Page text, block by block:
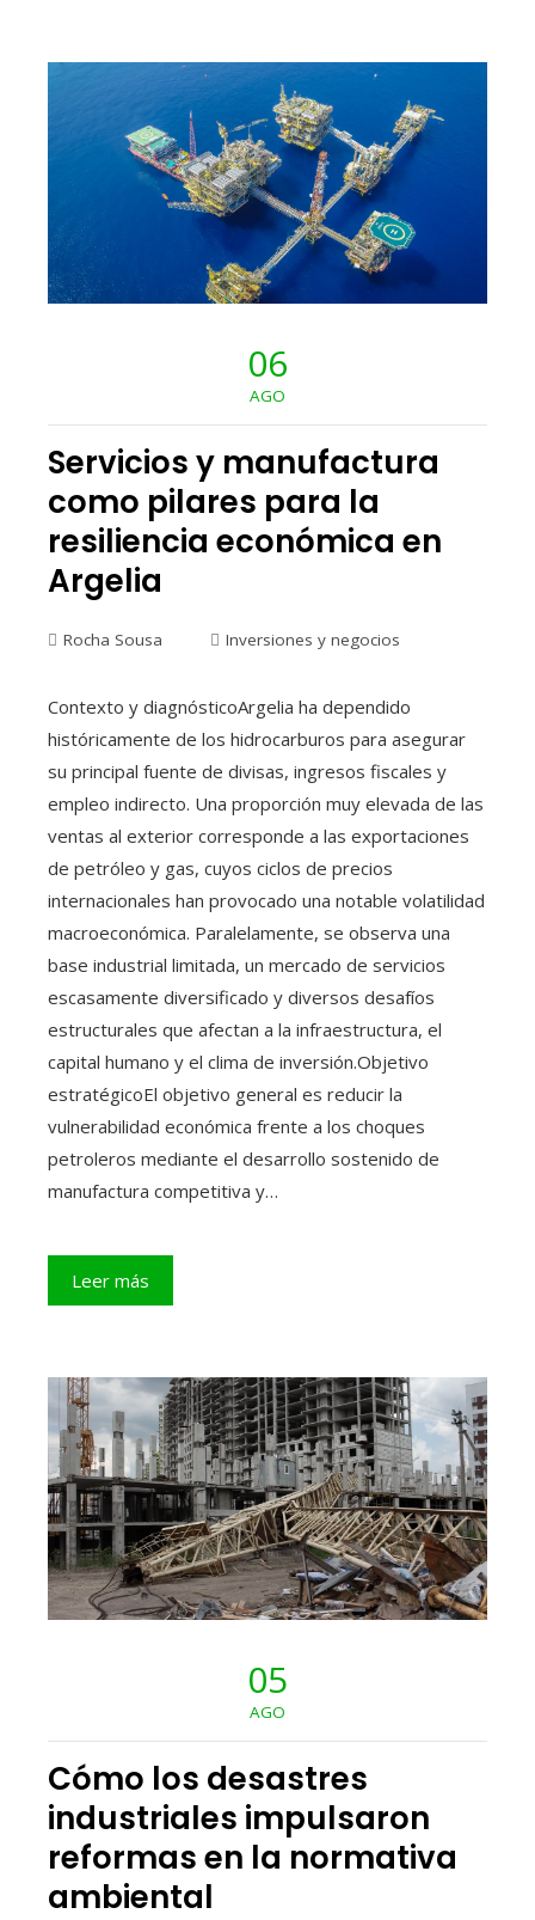
06
AGO
Servicios y manufactura
como pilares para la
resiliencia económica en
Argelia
Rocha Sousa Inversiones y negocios
Contexto y diagnósticoArgelia ha dependido
históricamente de los hidrocarburos para asegurar
su principal fuente de divisas, ingresos fiscales y
empleo indirecto. Una proporción muy elevada de las
ventas al exterior corresponde a las exportaciones
de petróleo y gas, cuyos ciclos de precios
internacionales han provocado una notable volatilidad
macroeconómica. Paralelamente, se observa una
base industrial limitada, un mercado de servicios
escasamente diversificado y diversos desafíos
estructurales que afectan a la infraestructura, el
capital humano y el clima de inversión.Objetivo
estratégicoEl objetivo general es reducir la
vulnerabilidad económica frente a los choques
petroleros mediante el desarrollo sostenido de
manufactura competitiva y…
Leer más
05
AGO
Cómo los desastres
industriales impulsaron
reformas en la normativa
ambiental